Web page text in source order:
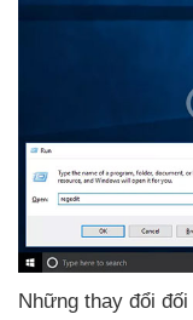
Những thay đổi đối